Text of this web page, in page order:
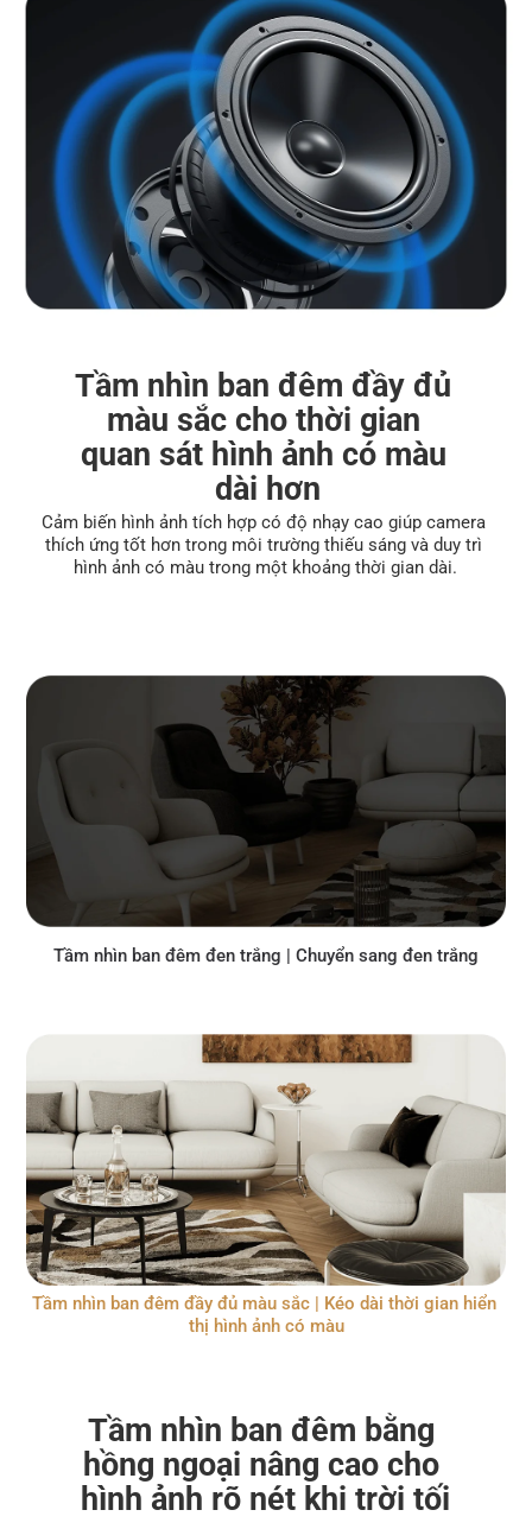
Tầm nhìn ban đêm đầy đủ
màu sắc cho thời gian
quan sát hình ảnh có màu
dài hơn
Cảm biến hình ảnh tích hợp có độ nhạy cao giúp camera
thích ứng tốt hơn trong môi trường thiếu sáng và duy trì
hình ảnh có màu trong một khoảng thời gian dài.
Tầm nhìn ban đêm đen trắng | Chuyển sang đen trắng
Tầm nhìn ban đêm đầy đủ màu sắc | Kéo dài thời gian hiển
thị hình ảnh có màu
Tầm nhìn ban đêm bằng
hồng ngoại nâng cao cho
hình ảnh rõ nét khi trời tối